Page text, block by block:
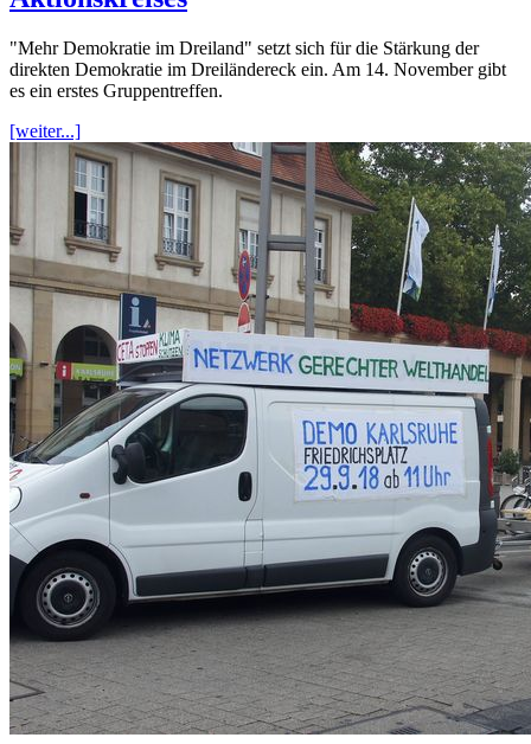
"Mehr Demokratie im Dreiland" setzt sich für die Stärkung der
direkten Demokratie im Dreiländereck ein. Am 14. November gibt
es ein erstes Gruppentreffen.
[weiter...]